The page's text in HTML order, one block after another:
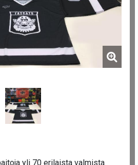
yli 70 erilaista valmista